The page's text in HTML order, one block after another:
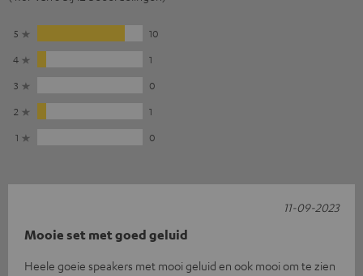
5
10
4
1
3
0
2
1
1
0
Mooie set met goed geluid
Heele goeie speakers met mooi geluid en ook mooi om te zien
11-09-2023